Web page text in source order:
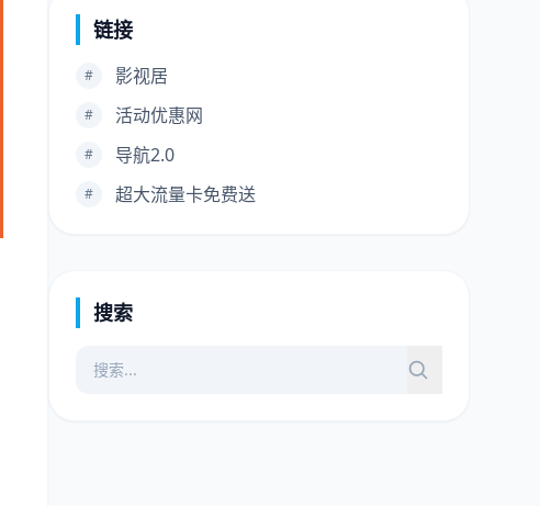
链接
# 影视居
# 活动优惠网
# 导航2.0
# 超大流量卡免费送
搜索